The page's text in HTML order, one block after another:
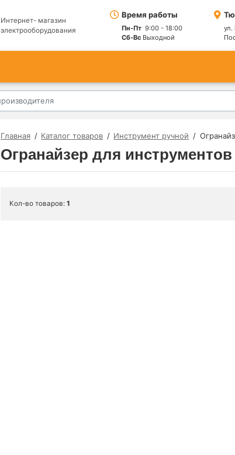
Интернет- магазин
электрооборудования
Время работы
Пн-Пт9:00 - 18:00
Сб-ВсВыходной
ул.
Главная Каталог товаров Инструмент ручной
Огранайзер для инструментов
Кол-во товаров: 1